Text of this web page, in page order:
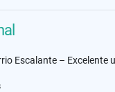
Escalante –